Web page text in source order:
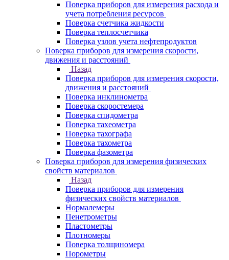
Поверка приборов для измерения расхода и
учета потребления ресурсов
Поверка счетчика жидкости
Поверка теплосчетчика
Поверка узлов учета нефтепродуктов
Поверка приборов для измерения скорости,
движения и расстояний
Назад
Поверка приборов для измерения скорости,
движения и расстояний
Поверка инклинометра
Поверка скоростемера
Поверка спидометра
Поверка тахеометра
Поверка тахографа
Поверка тахометра
Поверка фазометра
Поверка приборов для измерения физических
свойств материалов
Назад
Поверка приборов для измерения
физических свойств материалов
Нормалемеры
Пенетрометры
Пластометры
Плотномеры
Поверка толщиномера
Порометры